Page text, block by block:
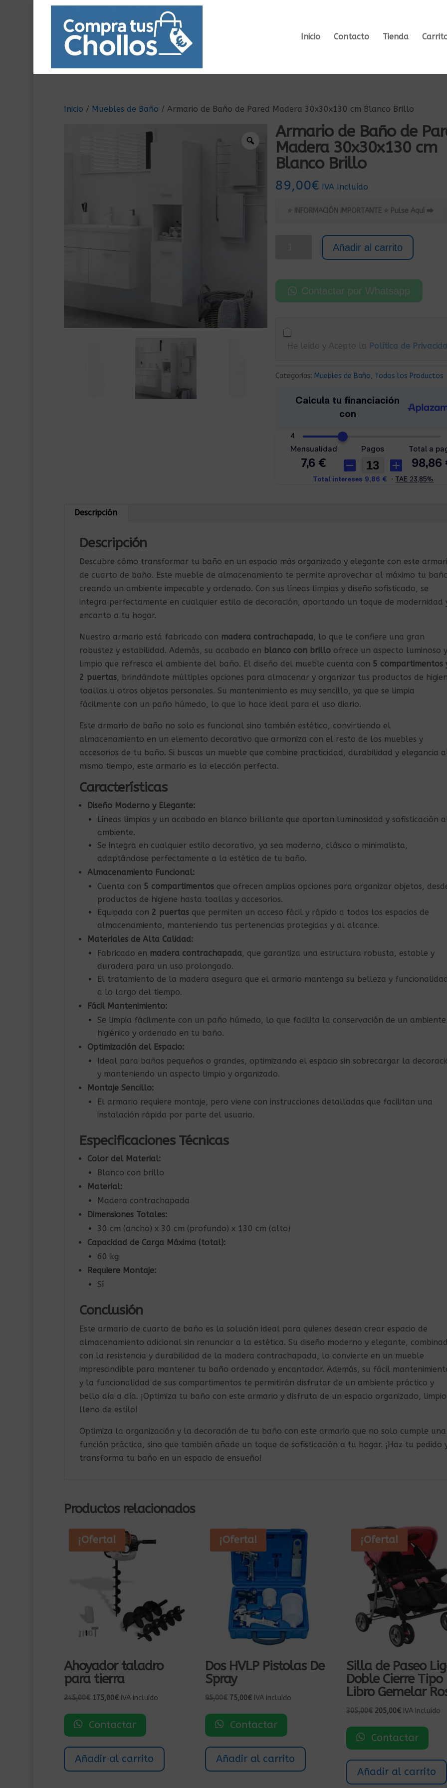
Inicio Contacto Tienda
Inicio / Muebles de Baño / Armario de Baño de Pared Madera 30x30x130 cm Blanco Brillo
Armario de Baño de
Madera 30x30x130 cm
Blanco Brillo
89,00€ IVA Incluído
⭐ INFORMACIÓN IMPORTANTE ⭐ Pulse Aquí ⮕
de
Pared
cm
Blanco
cantidad
Añadir al carrito
Contactar por Whatsapp
He leído y Acepto la Política de
Categorías: Muebles de Baño, Todos los Productos
Descripción
Descripción
Descubre cómo transformar tu baño en un espacio más organizado y elegante con este
de cuarto de baño. Este mueble de almacenamiento te permite aprovechar al máximo tu
creando un ambiente impecable y ordenado. Con sus líneas limpias y diseño sofisticado, se
integra perfectamente en cualquier estilo de decoración, aportando un toque de modernidad
encanto a tu hogar.
Nuestro armario está fabricado con madera contrachapada, lo que le confiere una gran
robustez y estabilidad. Además, su acabado en blanco con brilloofrece un aspecto luminoso y
limpio que refresca el ambiente del baño. El diseño del mueble cuenta con 5 compartimentos
2 puertas, brindándote múltiples opciones para almacenar y organizar tus productos de
toallas u otros objetos personales. Su mantenimiento es muy sencillo, ya que se limpia
fácilmente con un paño húmedo, lo que lo hace ideal para el uso diario.
Este armario de baño no solo es funcional sino también estético, convirtiendo el
almacenamiento en un elemento decorativo que armoniza con el resto de los muebles y
accesorios de tu baño. Si buscas un mueble que combine practicidad, durabilidad y elegancia
mismo tiempo, este armario es la elección perfecta.
Características
Diseño Moderno y Elegante:
Líneas limpias y un acabado en blanco brillante que aportan luminosidad y sofisticación
ambiente.
Se integra en cualquier estilo decorativo, ya sea moderno, clásico o minimalista,
adaptándose perfectamente a la estética de tu baño.
Almacenamiento Funcional:
Cuenta con 5 compartimentosque ofrecen amplias opciones para organizar objetos,
productos de higiene hasta toallas y accesorios.
Equipada con 2 puertasque permiten un acceso fácil y rápido a todos los espacios de
almacenamiento, manteniendo tus pertenencias protegidas y al alcance.
Materiales de Alta Calidad:
Fabricado en madera contrachapada, que garantiza una estructura robusta, estable y
duradera para un uso prolongado.
El tratamiento de la madera asegura que el armario mantenga su belleza y
a lo largo del tiempo.
Fácil Mantenimiento:
Se limpia fácilmente con un paño húmedo, lo que facilita la conservación de un ambiente
higiénico y ordenado en tu baño.
Optimización del Espacio:
Ideal para baños pequeños o grandes, optimizando el espacio sin sobrecargar la
y manteniendo un aspecto limpio y organizado.
Montaje Sencillo:
El armario requiere montaje, pero viene con instrucciones detalladas que facilitan una
instalación rápida por parte del usuario.
Especificaciones Técnicas
Color del Material:
Blanco con brillo
Material:
Madera contrachapada
Dimensiones Totales:
30 cm (ancho) x 30 cm (profundo) x 130 cm (alto)
Capacidad de Carga Máxima (total):
60 kg
Requiere Montaje:
Sí
Conclusión
Este armario de cuarto de baño es la solución ideal para quienes desean crear espacio de
almacenamiento adicional sin renunciar a la estética. Su diseño moderno y elegante,
con la resistencia y durabilidad de la madera contrachapada, lo convierte en un mueble
imprescindible para mantener tu baño ordenado y encantador. Además, su fácil
y la funcionalidad de sus compartimentos te permitirán disfrutar de un ambiente práctico y
bello día a día. ¡Optimiza tu baño con este armario y disfruta de un espacio organizado,
lleno de estilo!
Optimiza la organización y la decoración de tu baño con este armario que no solo cumple una
función práctica, sino que también añade un toque de sofisticación a tu hogar. ¡Haz tu pedido
transforma tu baño en un espacio de ensueño!
Productos relacionados
¡Oferta!
Ahoyador taladro
para tierra
245,00€ El
original
175,00€El
actual
IVA Incluído
Contactar
Añadir al carrito
¡Oferta!
Dos HVLP Pistolas De
Spray
95,00€ El
original
75,00€El
actual
IVA Incluído
Contactar
Añadir al carrito
¡Oferta!
Silla de Paseo
Doble Cierre Tipo
Libro Gemelar
305,00€ El
original
205,00€El
actual
IVA Incluído
Contactar
Añadir al carrito